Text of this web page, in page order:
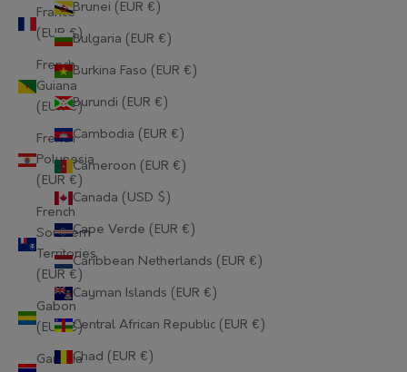
France
(EUR €)
French
Guiana
(EUR €)
French
Polynesia
(EUR €)
French
Southern
Territories
(EUR €)
Gabon
(EUR €)
Gambia
Brunei (EUR €)
Bulgaria (EUR €)
Burkina Faso (EUR €)
Burundi (EUR €)
Cambodia (EUR €)
Cameroon (EUR €)
Canada (USD $)
Cape Verde (EUR €)
Caribbean Netherlands (EUR €)
Cayman Islands (EUR €)
Central African Republic (EUR €)
Chad (EUR €)